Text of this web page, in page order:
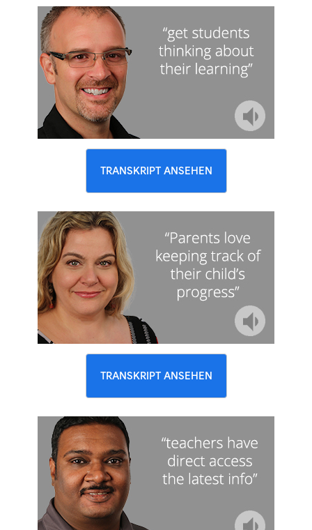
TRANSKRIPT ANSEHEN
TRANSKRIPT ANSEHEN